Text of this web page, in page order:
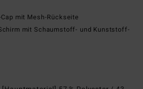
mit Mesh-Rückseite
mit Schaumstoff- und Kunststoff-